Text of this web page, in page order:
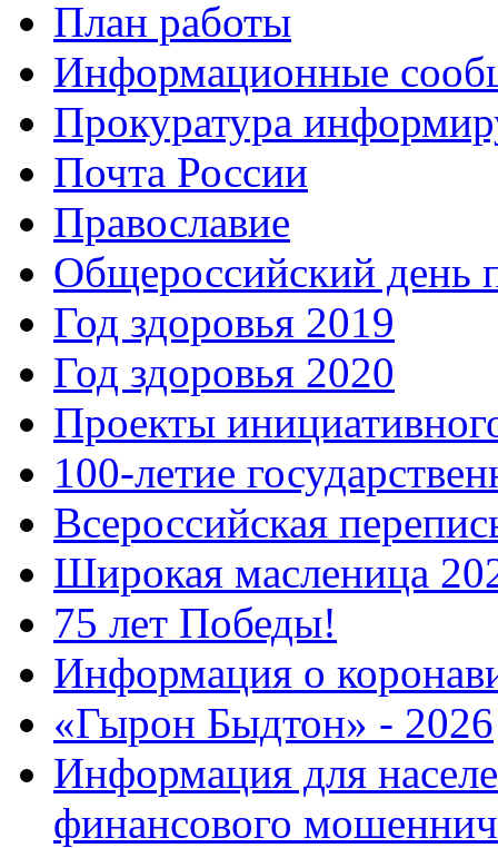
План работы
Информационные
Прокуратура
Почта России
Православие
Общероссийский день
Год здоровья 2019
Год здоровья 2020
Проекты
100-летие
Всероссийская
Широкая масленица
75 лет Победы!
Информация о
«Гырон Быдтон» - 2026
Информация для
финансового